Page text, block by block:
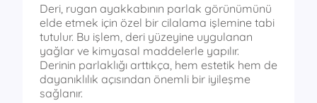
Deri, rugan ayakkabının parlak görünümünü
elde etmek için özel bir cilalama işlemine tabi
tutulur. Bu işlem, deri yüzeyine uygulanan
yağlar ve kimyasal maddelerle yapılır.
Derinin parlaklığı arttıkça, hem estetik hem de
dayanıklılık açısından önemli bir iyileşme
sağlanır.